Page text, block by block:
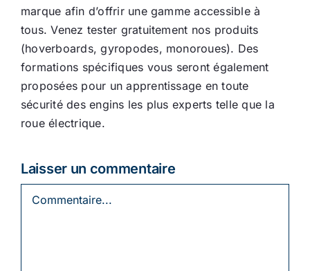
marque afin d’offrir une gamme accessible à
tous. Venez tester gratuitement nos produits
(hoverboards, gyropodes, monoroues). Des
formations spécifiques vous seront également
proposées pour un apprentissage en toute
sécurité des engins les plus experts telle que la
roue électrique.
Laisser un commentaire